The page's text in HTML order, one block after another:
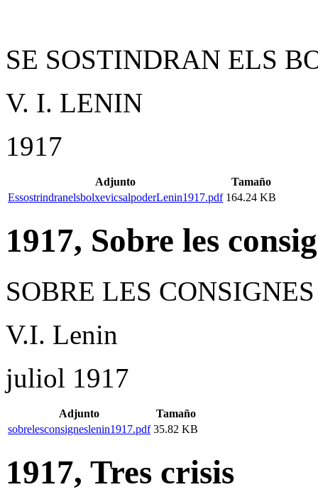
SE SOSTINDRAN ELS
V. I. LENIN
1917
Adjunto
Tamaño
EssostrindranelsbolxevicsalpoderLenin1917.pdf 164.24 KB
1917, Sobre les
SOBRE LES CONSIGNES
V.I. Lenin
juliol 1917
Adjunto
Tamaño
sobrelesconsigneslenin1917.pdf 35.82 KB
1917, Tres crisis